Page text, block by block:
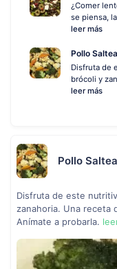
¿Comer
se piensa,
leer más
Pollo
Disfruta de
brócoli y
leer más
Pollo
Disfruta de este
zanahoria. Una receta
Anímate a probarla.